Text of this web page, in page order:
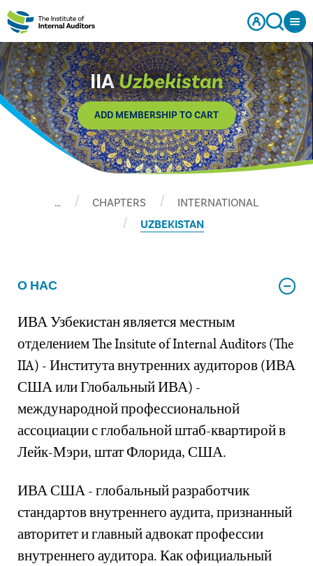
IIAUzbekistan
ADD MEMBERSHIP TO CART
… CHAPTERS
INTERNATIONAL
UZBEKISTAN
О НАС
ИВА Узбекистан является местным
отделением The Insitute of Internal Auditors (The
IIA) - Института внутренних аудиторов (ИВА
США или Глобальный ИВА) -
международной профессиональной
ассоциации с глобальной штаб-квартирой в
Лейк-Мэри, штат Флорида, США.
ИВА США - глобальный разработчик
стандартов внутреннего аудита, признанный
авторитет и главный адвокат профессии
внутреннего аудитора. Как официальный